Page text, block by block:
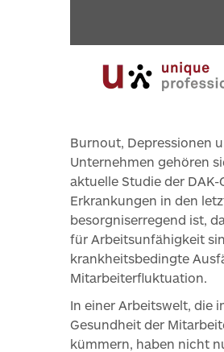
Burnout, Depressionen
Unternehmen gehören
aktuelle Studie der
Erkrankungen in den
besorgniserregend ist,
für Arbeitsunfähigkeit
krankheitsbedingte
Mitarbeiterfluktuation.
In einer Arbeitswelt, die
Gesundheit der
kümmern, haben nicht